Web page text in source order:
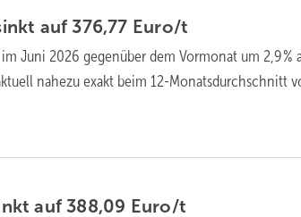
auf 376,77 Euro/t
Juni 2026 gegen­über dem Vor­mo­nat um 2,9 %
nahezu exakt beim 12-Monats­durch­schnitt
auf 388,09 Euro/t